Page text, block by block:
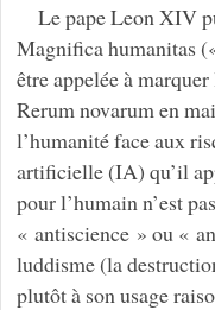
Le pape Leon XIV
Magnifica humanitas
être appelée à
Rerum novarum en
l’humanité face aux
artificielle (IA) qu’il
pour l’humain n’est
« antiscience » ou «
luddisme (la
plutôt à son usage